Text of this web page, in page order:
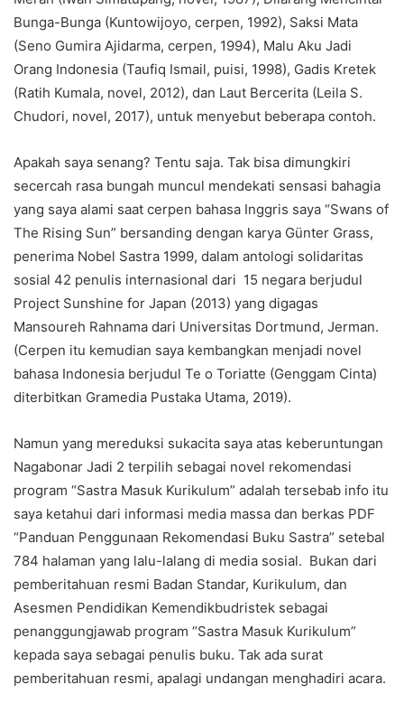
Bunga-Bunga (Kuntowijoyo, cerpen, 1992), Saksi Mata
(Seno Gumira Ajidarma, cerpen, 1994), Malu Aku Jadi
Orang Indonesia (Taufiq Ismail, puisi, 1998), Gadis Kretek
(Ratih Kumala, novel, 2012), dan Laut Bercerita (Leila S.
Chudori, novel, 2017), untuk menyebut beberapa contoh.
Apakah saya senang? Tentu saja. Tak bisa dimungkiri
secercah rasa bungah muncul mendekati sensasi bahagia
yang saya alami saat cerpen bahasa Inggris saya “Swans of
The Rising Sun” bersanding dengan karya Günter Grass,
penerima Nobel Sastra 1999, dalam antologi solidaritas
sosial 42 penulis internasional dari 15 negara berjudul
Project Sunshine for Japan (2013) yang digagas
Mansoureh Rahnama dari Universitas Dortmund, Jerman.
(Cerpen itu kemudian saya kembangkan menjadi novel
bahasa Indonesia berjudul Te o Toriatte (Genggam Cinta)
diterbitkan Gramedia Pustaka Utama, 2019).
Namun yang mereduksi sukacita saya atas keberuntungan
Nagabonar Jadi 2 terpilih sebagai novel rekomendasi
program “Sastra Masuk Kurikulum” adalah tersebab info itu
saya ketahui dari informasi media massa dan berkas PDF
“Panduan Penggunaan Rekomendasi Buku Sastra” setebal
784 halaman yang lalu-lalang di media sosial. Bukan dari
pemberitahuan resmi Badan Standar, Kurikulum, dan
Asesmen Pendidikan Kemendikbudristek sebagai
penanggungjawab program “Sastra Masuk Kurikulum”
kepada saya sebagai penulis buku. Tak ada surat
pemberitahuan resmi, apalagi undangan menghadiri acara.